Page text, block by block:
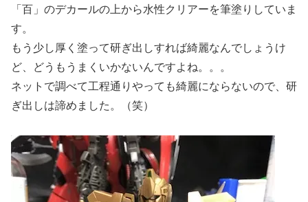
「百」のデカールの上から水性クリアーを筆塗りしていま
す。
もう少し厚く塗って研ぎ出しすれば綺麗なんでしょうけ
ど、どうもうまくいかないんですよね。。。
ネットで調べて工程通りやっても綺麗にならないので、研
ぎ出しは諦めました。（笑）